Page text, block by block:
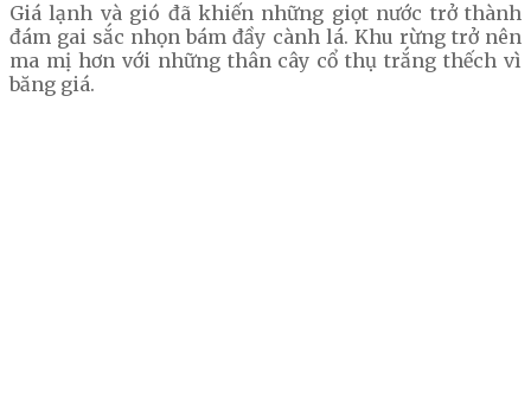
Giá lạnh và gió đã khiến những giọt nước trở thành
đám gai sắc nhọn bám đầy cành lá. Khu rừng trở nên
ma mị hơn với những thân cây cổ thụ trắng thếch vì
băng giá.